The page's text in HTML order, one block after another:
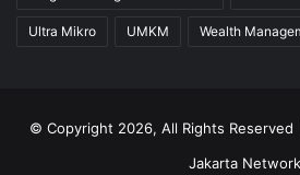
Ultra Mikro UMKM Wealth
© Copyright 2026, All Rights
Jakarta Network